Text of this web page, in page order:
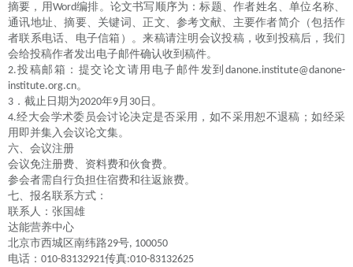
摘要，用Word编排。论文书写顺序为：标题、作者姓名、单位名称、
通讯地址、摘要、关键词、正文、参考文献、主要作者简介（包括作
者联系电话、电子信箱）。来稿请注明会议投稿，收到投稿后，我们
会给投稿作者发出电子邮件确认收到稿件。
2.投稿邮箱：提交论文请用电子邮件发到 danone.institute@danone-
institute.org.cn。
3 ．截止日期为2020年9月 30 日。
4.经大会学术委员会讨论决定是否采用，如不采用恕不退稿；如经采
用即并集入会议论文集。
六、会议注册
会议免注册费、资料费和伙食费。
参会者需自行负担住宿费和往返旅费。
七、报名联系方式：
联系人：张国雄
达能营养中心
北京市西城区南纬路29号, 100050
电话： 010-83132921传真:010-83132625